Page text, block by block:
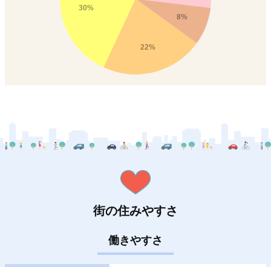
8%
22%
30%
街の住みやすさ
働きやすさ